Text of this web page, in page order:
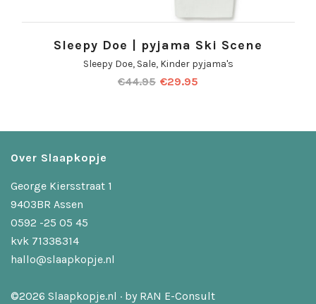
Sleepy Doe | pyjama Ski Scene
Sleepy Doe, Sale, Kinder pyjama's
€44.95 €29.95
Over Slaapkopje
George Kiersstraat 1
9403BR Assen
0592 -25 05 45
kvk 71338314
hallo@slaapkopje.nl
©2026 Slaapkopje.nl · by RAN E-Consult